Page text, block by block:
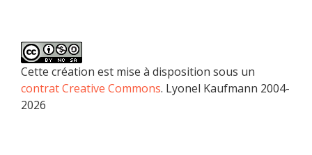
Cette création est mise à disposition sous un
contrat Creative Commons. Lyonel Kaufmann 2004-
2026